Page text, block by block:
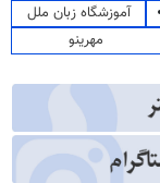
آموزشگاه زبان ملل
مهرینو